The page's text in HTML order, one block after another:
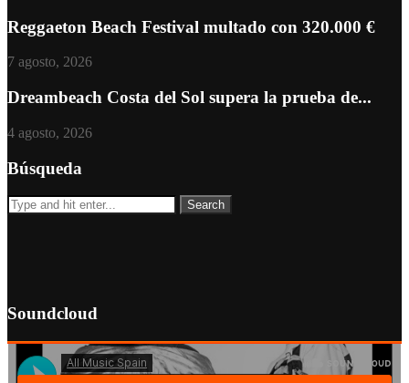
Reggaeton Beach Festival multado con 320.000 €
7 agosto, 2026
Dreambeach Costa del Sol supera la prueba de...
4 agosto, 2026
Búsqueda
Soundcloud